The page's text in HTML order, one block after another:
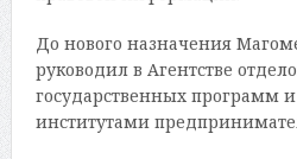
До нового назначения
руководил в Агентстве
государственных программ
институтами